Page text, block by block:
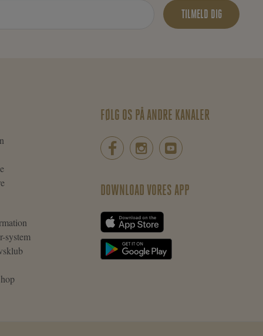
TILMELD DIG
system
FØLG OS PÅ ANDRE KANALER
DOWNLOAD VORES APP